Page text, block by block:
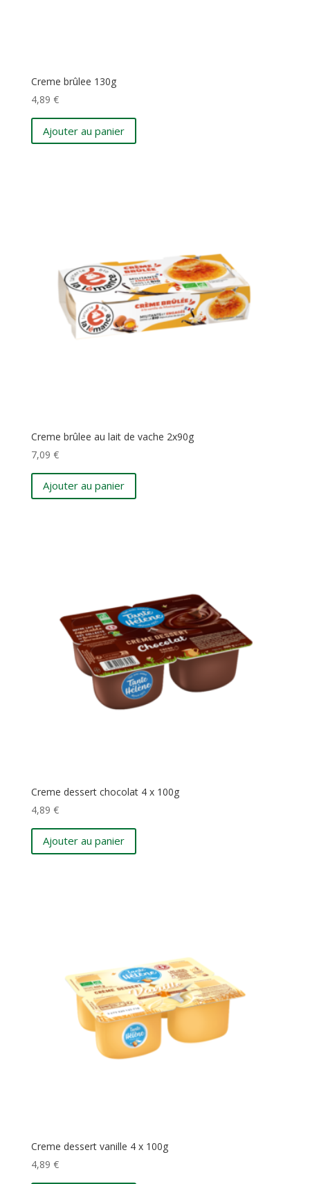
Creme brûlee 130g
4,89 €
Ajouter au panier
Creme brûlee au lait de vache 2x90g
7,09 €
Ajouter au panier
Creme dessert chocolat 4 x 100g
4,89 €
Ajouter au panier
Creme dessert vanille 4 x 100g
4,89 €